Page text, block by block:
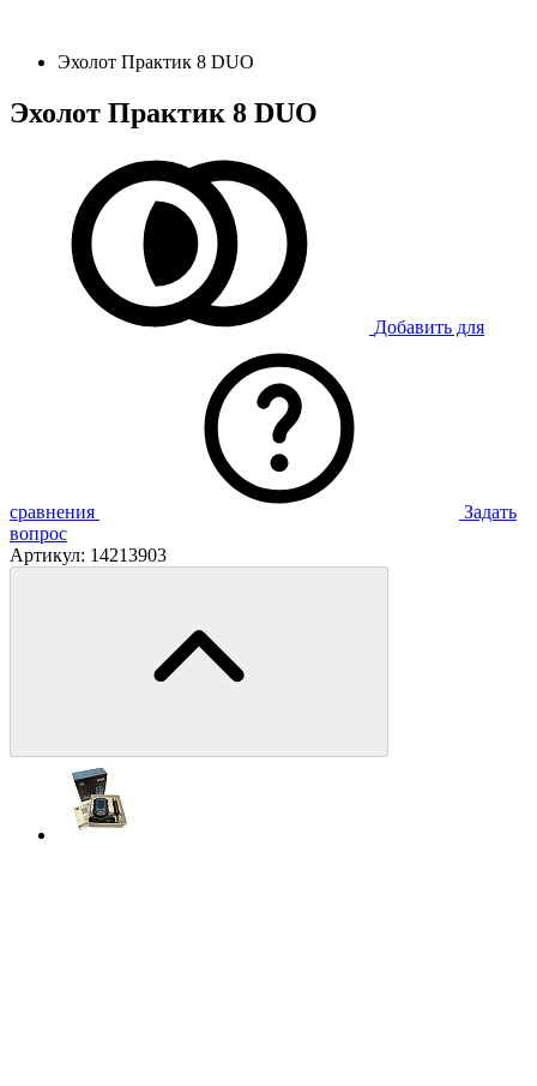
Эхолот Практик 8 DUO
Эхолот Практик 8 DUO
Добавить для
сравнения
Задать
вопрос
Артикул: 14213903